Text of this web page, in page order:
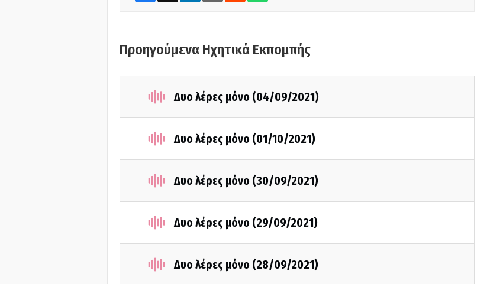
Προηγούμενα Ηχητικά Εκπομπής
Δυο λέρες μόνο (04/09/2021)
Δυο λέρες μόνο (01/10/2021)
Δυο λέρες μόνο (30/09/2021)
Δυο λέρες μόνο (29/09/2021)
Δυο λέρες μόνο (28/09/2021)